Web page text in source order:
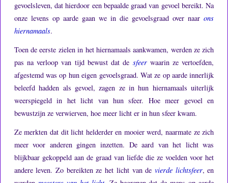
gevoelsleven, dat hierdoor een bepaalde graad van gevoel bereikt.Na
onze levens op aarde gaan we in die gevoelsgraad over naarons
hiernamaals.
Toen de eerste zielen in het hiernamaals aankwamen, werden ze zich
pas na verloop van tijd bewust dat de sfeerwaarin ze vertoefden,
afgestemd was op hun eigen gevoelsgraad. Wat ze op aarde innerlijk
beleefd hadden als gevoel, zagen ze in hun hiernamaals uiterlijk
weerspiegeld in het licht van hun sfeer. Hoe meer gevoel en
bewustzijn ze verwierven, hoe meer licht er in hun sfeer kwam.
Ze merkten dat dit licht helderder en mooier werd, naarmate ze zich
meer voor anderen gingen inzetten. De aard van het licht was
blijkbaar gekoppeld aan de graad van liefde die ze voelden voor het
andere leven.Zo bereikten ze het licht van de vierde lichtsfeer, en